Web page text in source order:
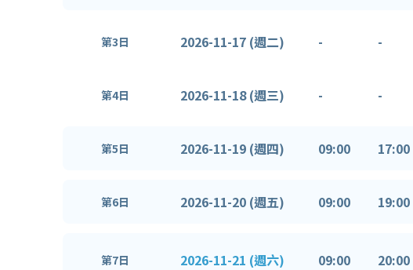
第3日 2026-11-17 (週二) - -
第4日 2026-11-18 (週三) - -
第5日 2026-11-19 (週四) 09:00 17:00
第6日 2026-11-20 (週五) 09:00 19:00
第7日 2026-11-21 (週六) 09:00 20:00